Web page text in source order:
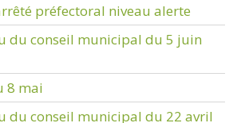
préfectoral niveau alerte
du conseil municipal du 5 juin
8 mai
du conseil municipal du 22 avril